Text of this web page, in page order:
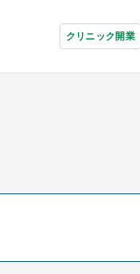
クリニック開業